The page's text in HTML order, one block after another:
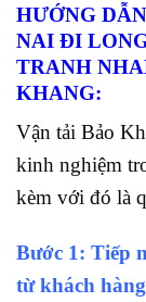
HƯỚNG
NAI ĐI
TRANH
KHANG:
Vận tải Bảo
kinh nghiệm
kèm với đó là
Bước 1: Tiếp
từ khách